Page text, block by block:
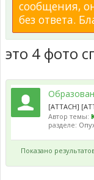
сообщения,
без ответа.
это 4 фото
[ATTACH]
Автор темы:
разделе:
Показано